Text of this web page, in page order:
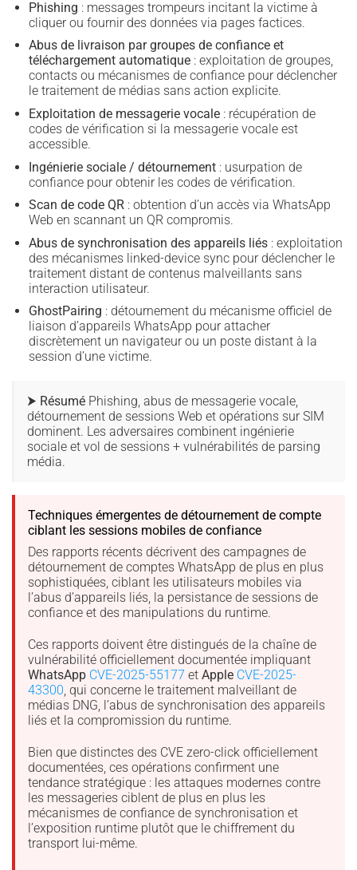
Phishing : messages trompeurs incitant la victime à
cliquer ou fournir des données via pages factices.
Abus de livraison par groupes de confiance et
téléchargement automatique: exploitation de groupes,
contacts ou mécanismes de confiance pour déclencher
le traitement de médias sans action explicite.
Exploitation de messagerie vocale: récupération de
codes de vérification si la messagerie vocale est
accessible.
Ingénierie sociale / détournement: usurpation de
confiance pour obtenir les codes de vérification.
Scan de code QR: obtention d’un accès via WhatsApp
Web en scannant un QR compromis.
Abus de synchronisation des appareils liés: exploitation
des mécanismes linked-device sync pour déclencher le
traitement distant de contenus malveillants sans
interaction utilisateur.
GhostPairing : détournement du mécanisme officiel de
liaison d’appareils WhatsApp pour attacher
discrètement un navigateur ou un poste distant à la
session d’une victime.
⮞ Résumé Phishing, abus de messagerie vocale,
détournement de sessions Web et opérations sur SIM
dominent. Les adversaires combinent ingénierie
sociale et vol de sessions + vulnérabilités de parsing
média.
Techniques émergentes de détournement de compte
ciblant les sessions mobiles de confiance
Des rapports récents décrivent des campagnes de
détournement de comptes WhatsApp de plus en plus
sophistiquées, ciblant les utilisateurs mobiles via
l’abus d’appareils liés, la persistance de sessions de
confiance et des manipulations du runtime.
Ces rapports doivent être distingués de la chaîne de
vulnérabilité officiellement documentée impliquant
WhatsApp CVE-2025-55177 et Apple CVE-2025-
43300, qui concerne le traitement malveillant de
médias DNG, l’abus de synchronisation des appareils
liés et la compromission du runtime.
Bien que distinctes des CVE zero-click officiellement
documentées, ces opérations confirment une
tendance stratégique : les attaques modernes contre
les messageries ciblent de plus en plus les
mécanismes de confiance de synchronisation et
l’exposition runtime plutôt que le chiffrement du
transport lui-même.